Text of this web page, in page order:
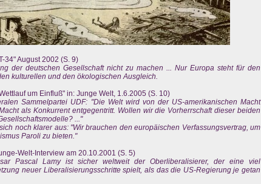
34" August 2002 (S. 9)
der deutschen Gesellschaft nicht zu machen ... Nur Europa steht für den
kulturellen und den ökologischen Ausgleich.
um Einfluß" in: Junge Welt, 1.6.2005 (S. 10)
Sammelpartei UDF: "Die Welt wird von der US-amerikanischen Macht
als Konkurrent entgegentritt. Wollen wir die Vorherrschaft dieser beiden
..."
noch klarer aus: "Wir brauchen den europäischen Verfassungsvertrag, um
Paroli zu bieten."
Welt-Interview am 20.10.2001 (S. 5)
Pascal Lamy ist sicher weltweit der Oberliberalisierer, der eine viel
neuer Liberalisierungsschritte spielt, als das die US-Regierung je getan